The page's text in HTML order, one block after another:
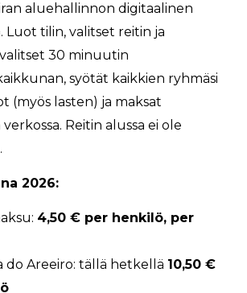
aluehallinnon digitaalinen
Luot tilin, valitset reitin ja
30 minuutin
syötät kaikkien ryhmäsi
(myös lasten) ja maksat
Reitin alussa ei ole
2026:
4,50 € per henkilö, per
do Areeiro: tällä hetkellä 10,50 €